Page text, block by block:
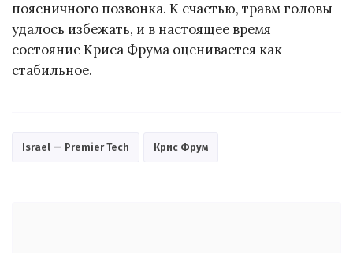
поясничного позвонка. К счастью, травм головы
удалось избежать, и в настоящее время
состояние Криса Фрума оценивается как
стабильное.
Israel — Premier Tech Крис Фрум